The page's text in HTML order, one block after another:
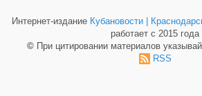
Интернет-издание Кубановости |
работает с 2015 года
© При цитировании материалов
RSS